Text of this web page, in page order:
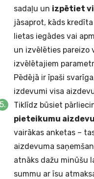
sadaļu un izpētiet
jāsaprot, kāds
lietas iegādes vai
un izvēlēties pareizo
izvēlētajiem
Pēdējā ir īpaši
izdevumi visa
Tiklīdz būsiet
pieteikumu
vairākas anketas –
aizdevuma
atnāks dažu minūšu
summu ar īsu